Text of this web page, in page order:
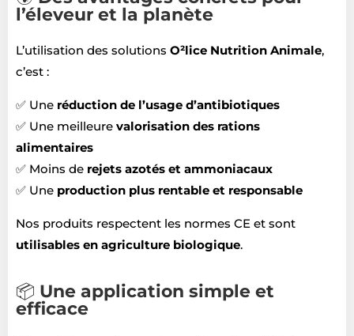
l’éleveur et la planète
L’utilisation des solutions O²lice Nutrition Animale,
c’est :
✅ Une réduction de l’usage d’antibiotiques
✅ Une meilleure valorisation des rations
alimentaires
✅ Moins de rejets azotés et ammoniacaux
✅ Une production plus rentable et responsable
Nos produits respectent les normes CE et sont
utilisables en agriculture biologique.
📦 Une application simple et
efficace